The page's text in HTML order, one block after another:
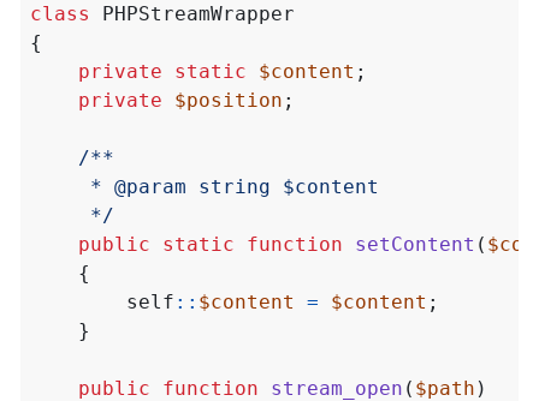
class
PHPStreamWrapper
{
private
static $content ;
private
$position ;
     */
public
static function setContent (
{
self :: $content = $content ;
}
public function stream_open ( $path )